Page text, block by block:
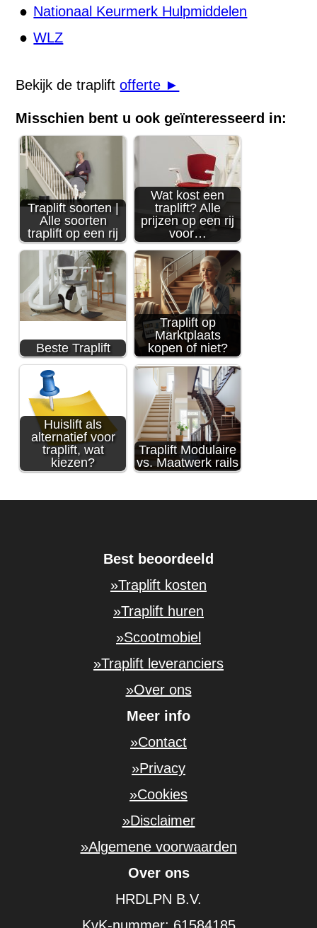
Nationaal Keurmerk Hulpmiddelen
WLZ
Bekijk de trapliftofferte ►
Misschien bent u ook geïnteresseerd in:
Traplift soorten |
Alle soorten
traplift op een rij
Wat kost een
traplift? Alle
prijzen op een rij
voor…
Beste Traplift
Traplift op
Marktplaats
kopen of niet?
Huislift als
alternatief voor
traplift, wat
kiezen?
Traplift Modulaire
vs. Maatwerk rails
Best beoordeeld
»Traplift kosten
»Traplift huren
»Scootmobiel
»Traplift leveranciers
»Over ons
Meer info
»Contact
»Privacy
»Cookies
»Disclaimer
»Algemene voorwaarden
Over ons
HRDLPN B.V.